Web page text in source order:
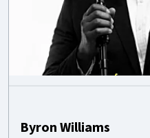
Byron Williams